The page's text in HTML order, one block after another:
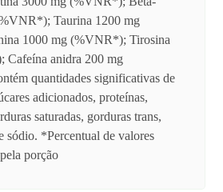
Taurina 1200 mg
1000 mg (%VNR*); Tirosina
Cafeína anidra 200 mg
quantidades significativas de
adicionados, proteínas,
saturadas, gorduras trans,
sódio. *Percentual de valores
porção